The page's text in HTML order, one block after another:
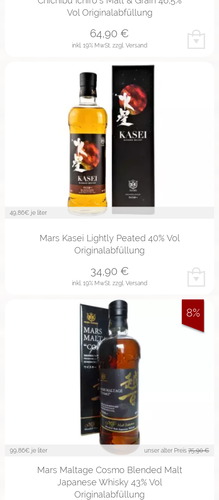
Vol Originalabfüllung
inkl. 19% MwSt. zzgl. Versand
64,90 €
49,86€ je liter
Mars Kasei Lightly Peated 40% Vol
Originalabfüllung
inkl. 19% MwSt. zzgl. Versand
34,90€
99,86€ je liter unser alter Preis 75,90 €
Mars Maltage Cosmo Blended Malt
Japanese Whisky 43% Vol
Originalabfüllung
8%